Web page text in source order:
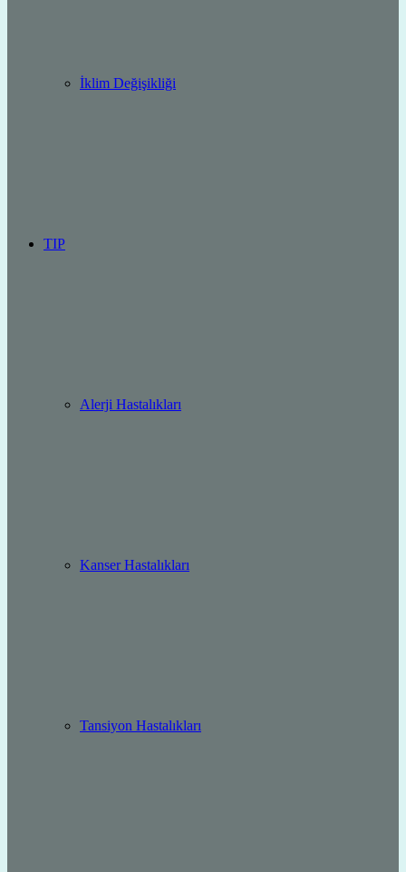
İklim Değişikliği
TIP
Alerji Hastalıkları
Kanser Hastalıkları
Tansiyon Hastalıkları